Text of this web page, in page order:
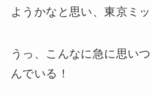
ようかなと思い、東京ミ
うっ、こんなに急に思い
んでいる！